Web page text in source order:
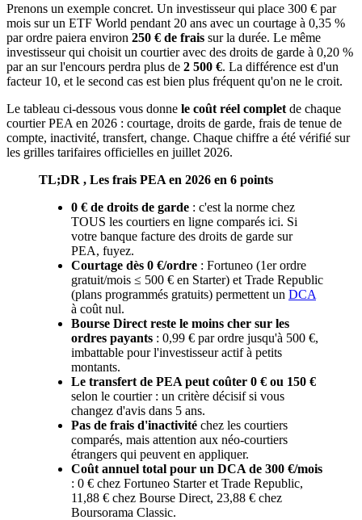
Prenons un exemple concret. Un investisseur qui place 300 € par
mois sur un ETF World pendant 20 ans avec un courtage à 0,35 %
par ordre paiera environ 250 € de frais sur la durée. Le même
investisseur qui choisit un courtier avec des droits de garde à 0,20 %
par an sur l'encours perdra plus de 2 500 €. La différence est d'un
facteur 10, et le second cas est bien plus fréquent qu'on ne le croit.
Le tableau ci-dessous vous donne le coût réel complet de chaque
courtier PEA en 2026 : courtage, droits de garde, frais de tenue de
compte, inactivité, transfert, change. Chaque chiffre a été vérifié sur
les grilles tarifaires officielles en juillet 2026.
TL;DR , Les frais PEA en 2026 en 6 points
0 € de droits de garde : c'est la norme chez
TOUS les courtiers en ligne comparés ici. Si
votre banque facture des droits de garde sur
PEA, fuyez.
Courtage dès 0 €/ordre : Fortuneo (1er ordre
gratuit/mois ≤ 500 € en Starter) et Trade Republic
(plans programmés gratuits) permettent un DCA
à coût nul.
Bourse Direct reste le moins cher sur les
ordres payants : 0,99 € par ordre jusqu'à 500 €,
imbattable pour l'investisseur actif à petits
montants.
Le transfert de PEA peut coûter 0 € ou 150 €
selon le courtier : un critère décisif si vous
changez d'avis dans 5 ans.
Pas de frais d'inactivité chez les courtiers
comparés, mais attention aux néo-courtiers
étrangers qui peuvent en appliquer.
Coût annuel total pour un DCA de 300 €/mois
: 0 € chez Fortuneo Starter et Trade Republic,
11,88 € chez Bourse Direct, 23,88 € chez
Boursorama Classic.